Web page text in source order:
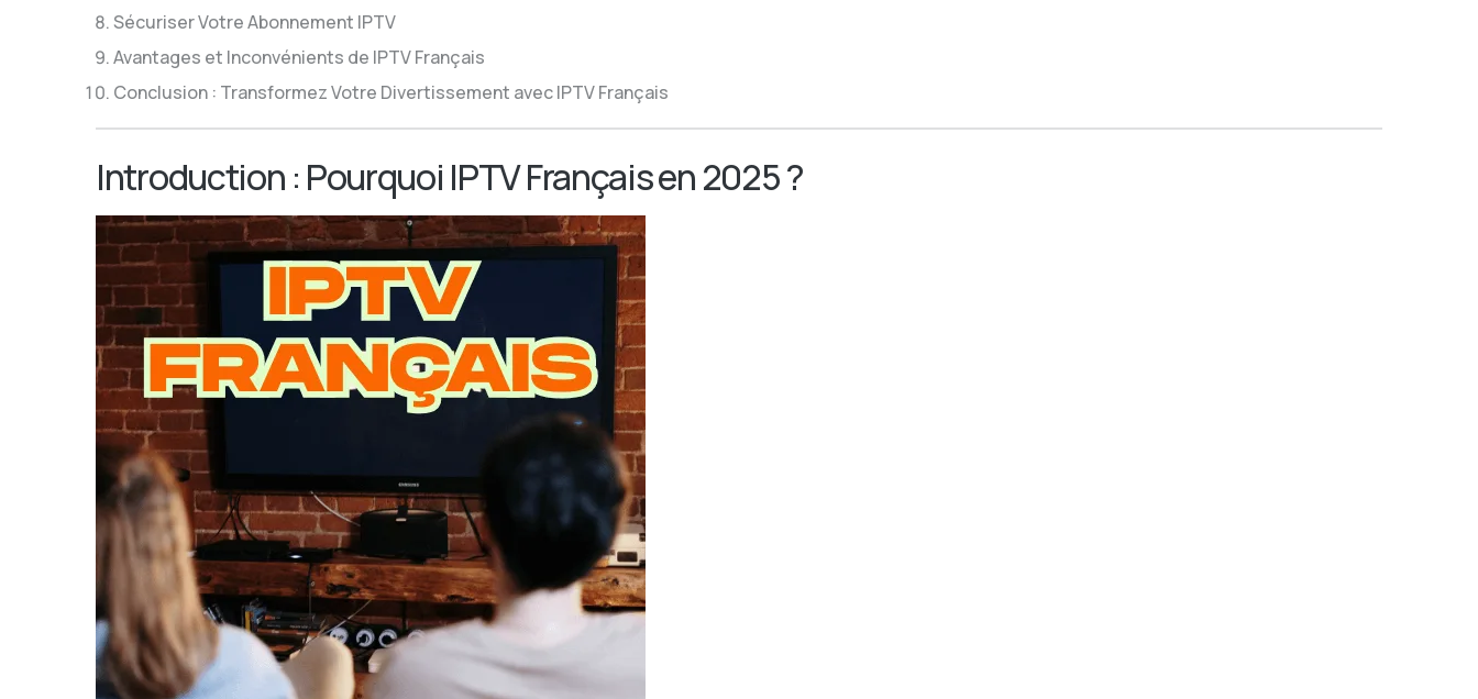
Sécuriser Votre Abonnement IPTV
Avantages et Inconvénients de IPTV Français
Conclusion : Transformez Votre Divertissement avec IPTV Français
Introduction : Pourquoi IPTV Français en 2025 ?